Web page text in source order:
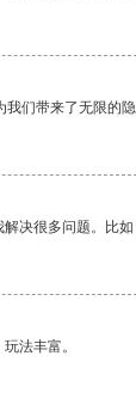
们带来了无限的隐
决很多问题。比
法丰富。